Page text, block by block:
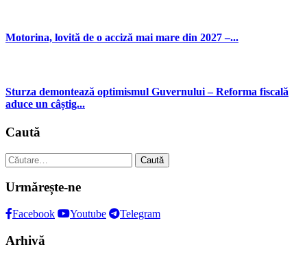
Motorina, lovită de o acciză mai mare din 2027 –...
Sturza demontează optimismul Guvernului – Reforma fiscală
aduce un câștig...
Caută
Caută
după:
Urmărește-ne
Facebook Youtube Telegram
Arhivă